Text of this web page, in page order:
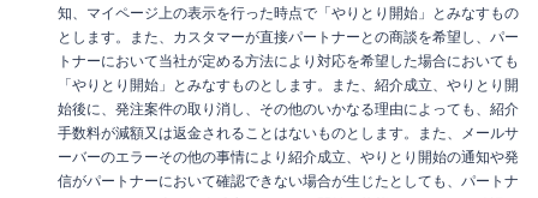
知、マイページ上の表示を行った時点で「やりとり開始」とみなすもの
とします。また、カスタマーが直接パートナーとの商談を希望し、パー
トナーにおいて当社が定める方法により対応を希望した場合においても
「やりとり開始」とみなすものとします。また、紹介成立、やりとり開
始後に、発注案件の取り消し、その他のいかなる理由によっても、紹介
手数料が減額又は返金されることはないものとします。また、メールサ
ーバーのエラーその他の事情により紹介成立、やりとり開始の通知や発
信がパートナーにおいて確認できない場合が生じたとしても、パートナ